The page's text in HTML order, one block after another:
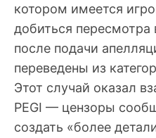
котором имеется
добиться пересмотра
после подачи
переведены из
Этот случай оказал
PEGI — цензоры
создать «более